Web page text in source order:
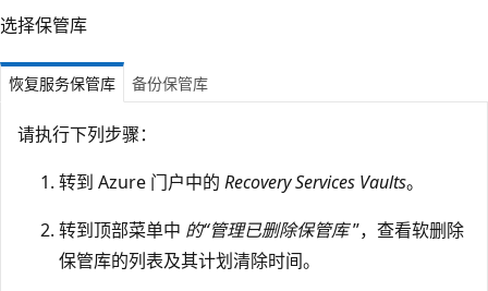
选择保管库
恢复服务保管库 备份保管库
请执行下列步骤：
转到 Azure 门户中的 Recovery Services Vaults。
转到顶部菜单中 的“管理已删除保管库”，查看软删除
保管库的列表及其计划清除时间。